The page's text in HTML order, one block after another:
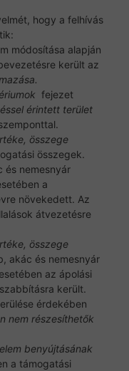
hogy a felhívás
alapján
került az
fejezet
érintett terület
összege
összegek.
nemesnyár
a
növekedett. Az
átvezetésre
összege
akác és nemesnyár
az ápolási
került.
érdekében
nem részesíthetők
benyújtásának
a támogatási